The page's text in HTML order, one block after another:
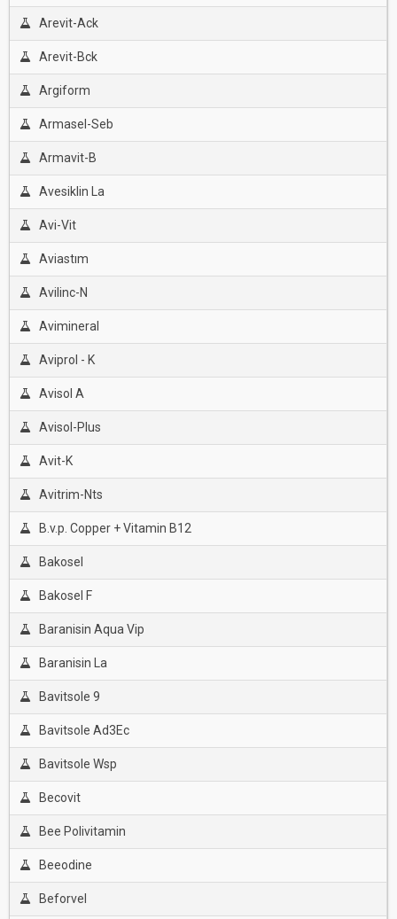
Arevit-Ack
Arevit-Bck
Argiform
Armasel-Seb
Armavit-B
Avesiklin La
Avi-Vit
Aviastım
Avilinc-N
Avimineral
Aviprol - K
Avisol A
Avisol-Plus
Avit-K
Avitrim-Nts
B.v.p. Copper + Vitamin B12
Bakosel
Bakosel F
Baranisin Aqua Vip
Baranisin La
Bavitsole 9
Bavitsole Ad3Ec
Bavitsole Wsp
Becovit
Bee Polivitamin
Beeodine
Beforvel